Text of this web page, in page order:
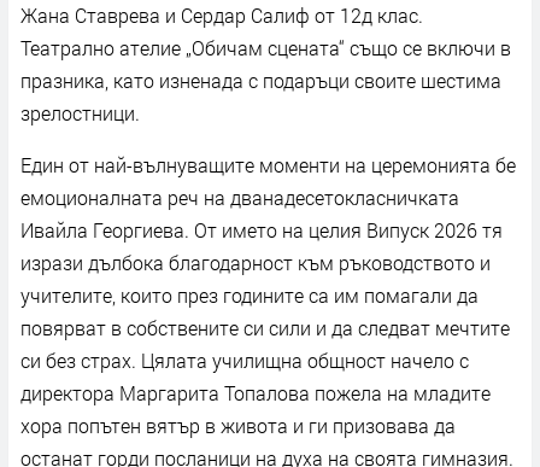
Жана Ставрева и Сердар Салиф от 12д клас.
Театрално ателие „Обичам сцената“ също се включи в
празника, като изненада с подаръци своите шестима
зрелостници.
Един от най-вълнуващите моменти на церемонията бе
емоционалната реч на дванадесетокласничката
Ивайла Георгиева. От името на целия Випуск 2026 тя
изрази дълбока благодарност към ръководството и
учителите, които през годините са им помагали да
повярват в собствените си сили и да следват мечтите
си без страх. Цялата училищна общност начело с
директора Маргарита Топалова пожела на младите
хора попътен вятър в живота и ги призовава да
останат горди посланици на духа на своята гимназия.